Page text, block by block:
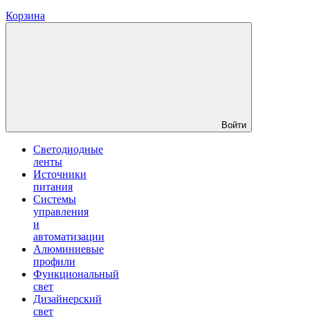
Корзина
Войти
Светодиодные
ленты
Источники
питания
Системы
управления
и
автоматизации
Алюминиевые
профили
Функциональный
свет
Дизайнерский
свет